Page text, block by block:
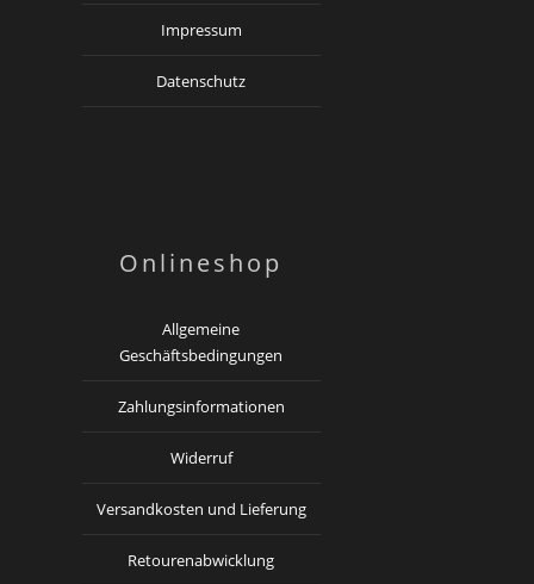
Impressum
Datenschutz
Onlineshop
Allgemeine
Geschäftsbedingungen
Zahlungsinformationen
Widerruf
Versandkosten und Lieferung
Retourenabwicklung